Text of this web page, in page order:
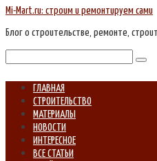
Перейти
контенту
Mi-Mart.ru: строим и ремонтируем сами
Блог о строительстве, ремонте,
ГЛАВНАЯ
СТРОИТЕЛЬСТВО
МАТЕРИАЛЫ
НОВОСТИ
ИНТЕРЕСНОЕ
ВСЕ СТАТЬИ